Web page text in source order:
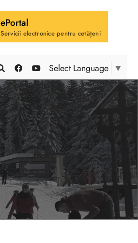
ePortal
Servicii electronice pentru cetățeni
Select Language ▼